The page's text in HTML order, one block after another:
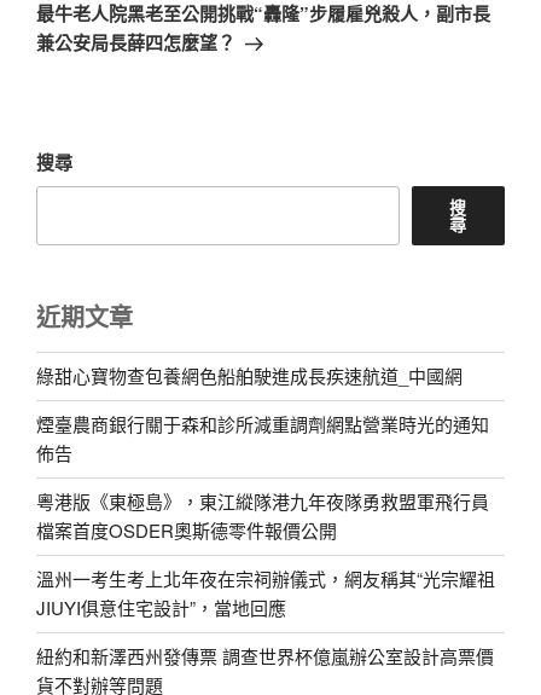
一
篇
最牛老人院黑老至公開挑戰“轟隆”步履雇兇殺人，副市長
兼公安局長薛四怎麼望？
搜尋
搜
尋
近期文章
綠甜心寶物查包養網色船舶駛進成長疾速航道_中國網
煙臺農商銀行關于森和診所減重調劑網點營業時光的通知
佈告
粵港版《東極島》，東江縱隊港九年夜隊勇救盟軍飛行員
檔案首度OSDER奧斯德零件報價公開
溫州一考生考上北年夜在宗祠辦儀式，網友稱其“光宗耀祖
JIUYI俱意住宅設計”，當地回應
紐約和新澤西州發傳票 調查世界杯億嵐辦公室設計高票價
貨不對辦等問題